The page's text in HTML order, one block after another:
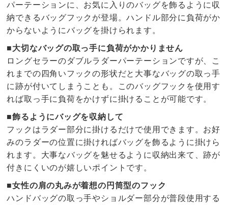
パーテーションに、お気に入りのバッグを飾るように収
納できるバッグフックが登場。ハンドル部分に負荷がか
からないようにバッグを掛けられます。
■大切なバッグの取っ手に負荷がかかりません
ロングセラーのダブルラダーパーテーションですが、こ
れまでの四角いフックの形状だと大事なバッグの取っ手
に跡が付いてしまうことも。このバッグフックを使用す
れば取っ手に負荷をかけずに掛けることが可能です。
■飾るようにバッグを収納して
フックはラダー部分に掛けるだけで使用できます。お好
みのラダーの位置に掛ければバッグを飾るように掛けら
れます。大事なバッグを魅せるように収納出来て、跡が
付きにくいのが嬉しいポイントです。
■女性の肩の丸みが着想の円筒型のフック
ハンドバッグの取っ手やショルダー部分が普段使用する